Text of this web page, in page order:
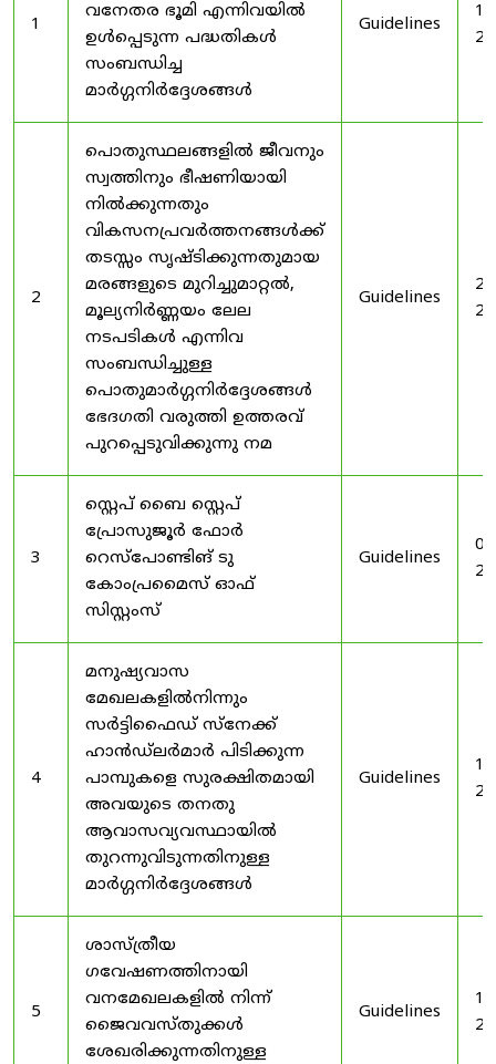
1
വനേതര ഭൂമി എന്നിവയിൽ
ഉൾപ്പെടുന്ന പദ്ധതികൾ
സംബന്ധിച്ച
മാർഗ്ഗനിർദ്ദേശങ്ങൾ
Guidelines
2
പൊതുസ്ഥലങ്ങളിൽ ജീവനും
സ്വത്തിനും ഭീഷണിയായി
നിൽക്കുന്നതും
വികസനപ്രവർത്തനങ്ങൾക്ക്
തടസ്സം സൃഷ്ടിക്കുന്നതുമായ
മരങ്ങളുടെ മുറിച്ചുമാറ്റൽ,
മൂല്യനിർണ്ണയം ലേല
നടപടികൾ എന്നിവ
സംബന്ധിച്ചുള്ള
പൊതുമാർഗ്ഗനിർദ്ദേശങ്ങൾ
ഭേദഗതി വരുത്തി ഉത്തരവ്
പുറപ്പെടുവിക്കുന്നു നമ
Guidelines
3
സ്റ്റെപ് ബൈ സ്റ്റെപ്
പ്രോസുജൂർ ഫോർ
റെസ്‌പോണ്ടിങ് ടു
കോംപ്രമൈസ് ഓഫ്
സിസ്റ്റംസ്
Guidelines
4
മനുഷ്യവാസ
മേഖലകളിൽനിന്നും
സർട്ടിഫൈഡ് സ്നേക്ക്
ഹാൻഡ്‌ലർമാർ പിടിക്കുന്ന
പാമ്പുകളെ സുരക്ഷിതമായി
അവയുടെ തനതു
ആവാസവ്യവസ്ഥായിൽ
തുറന്നുവിടുന്നതിനുള്ള
മാർഗ്ഗനിർദ്ദേശങ്ങൾ
Guidelines
5
ശാസ്ത്രീയ
ഗവേഷണത്തിനായി
വനമേഖലകളിൽ നിന്ന്
ജൈവവസ്തുക്കൾ
ശേഖരിക്കുന്നതിനുള്ള
Guidelines